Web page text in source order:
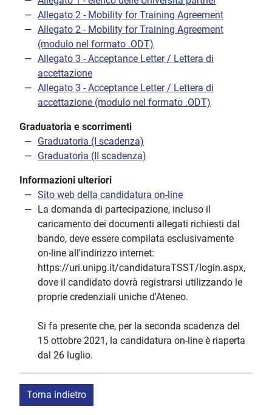
Allegato 2 - Mobility for Training Agreement
Allegato 2 - Mobility for Training Agreement
(modulo nel formato .ODT)
Allegato 3 - Acceptance Letter / Lettera di
accettazione
Allegato 3 - Acceptance Letter / Lettera di
accettazione (modulo nel formato .ODT)
Graduatoria e scorrimenti
Graduatoria (I scadenza)
Graduatoria (II scadenza)
Informazioni ulteriori
Sito web della candidatura on-line
La domanda di partecipazione, incluso il
caricamento dei documenti allegati richiesti dal
bando, deve essere compilata esclusivamente
on-line all'indirizzo internet:
https://uri.unipg.it/candidaturaTSST/login.aspx,
dove il candidato dovrà registrarsi utilizzando le
proprie credenziali uniche d'Ateneo.
Si fa presente che, per la seconda scadenza del
15 ottobre 2021, la candidatura on-line è riaperta
dal 26 luglio.
Torna indietro